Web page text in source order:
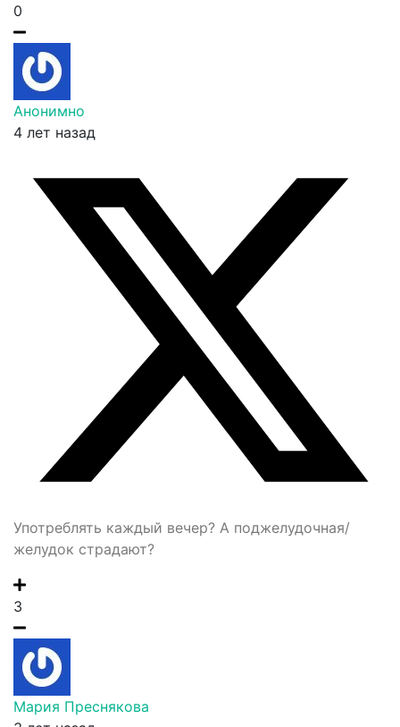
0
Анонимно
4 лет назад
Употреблять каждый вечер? А поджелудочная/
желудок страдают?
3
Мария Преснякова